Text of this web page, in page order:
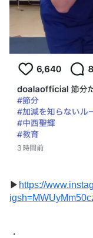
▶︎ https://
・